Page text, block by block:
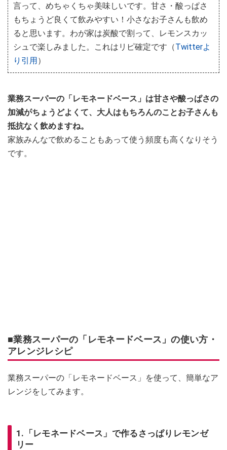
言って、めちゃくちゃ美味しいです。甘さ・酸っぱさ
もちょうど良くて飲みやすい！小さなお子さんも飲め
ると思います。わが家は炭酸で割って、レモンスカッ
シュで楽しみました。これはリピ確定です（Twitterよ
り引用）
業務スーパーの「レモネードベース」は甘さや酸っぱさの
加減がちょうどよくて、大人はもちろんのことお子さんも
抵抗なく飲めますね。
家族みんなで飲めることもあって使う頻度も高くなりそう
です。
■業務スーパーの「レモネードベース」の使い方・
アレンジレシピ
業務スーパーの「レモネードベース」を使って、簡単なア
レンジをしてみます。
1.「レモネードベース」で作るさっぱりレモンゼ
リー